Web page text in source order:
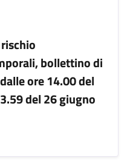
bollettino di
ore 14.00 del
del 26 giugno